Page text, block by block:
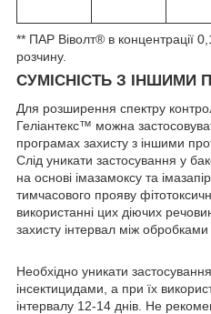
** ПАР Віволт® в концентрації
розчину.
СУМІСНІСТЬ З ІНШИМИ
Для розширення спектру
Геліантекс™ можна
програмах захисту з іншими
Слід уникати застосування у
на основі імазамоксу та
тимчасового прояву
використанні цих діючих
захисту інтервал між
Необхідно уникати
інсектицидами, а при їх
інтервалу 12-14 днів. Не